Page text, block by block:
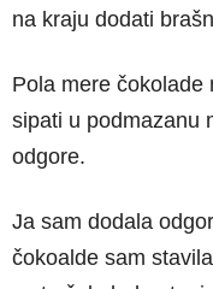
na kraju dodati
Pola mere čokolade
sipati u podmazanu
odgore.
Ja sam dodala
čokoalde sam